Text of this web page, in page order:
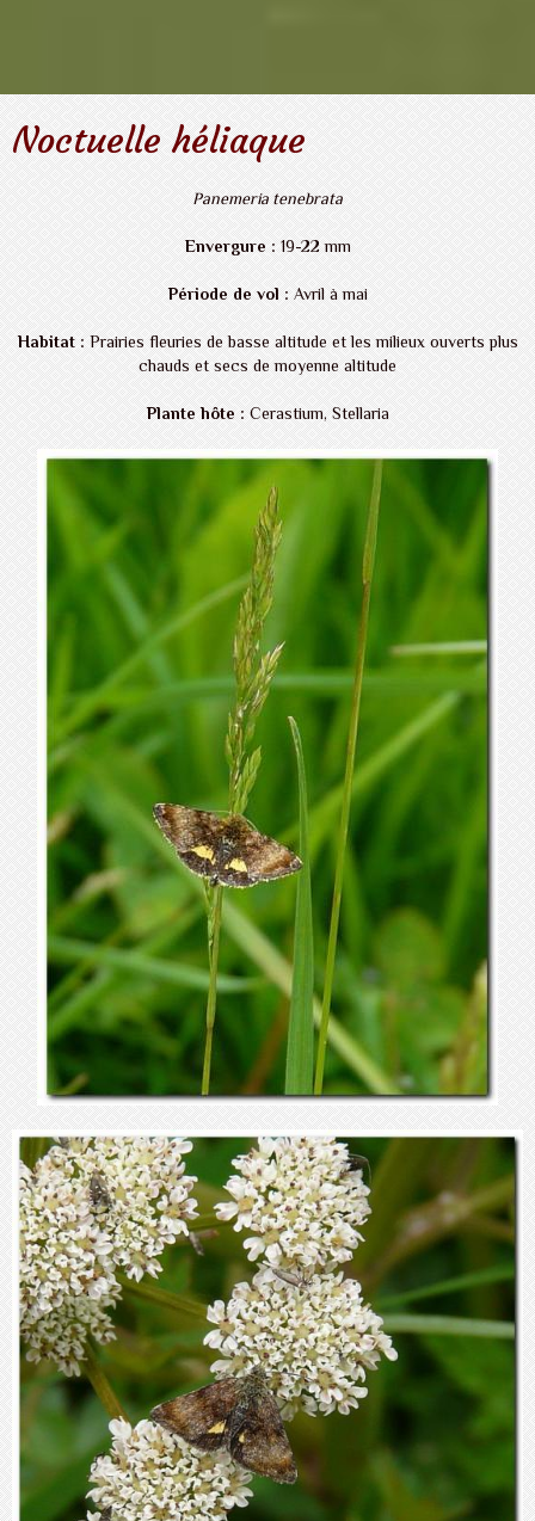
Noctuelle héliaque
Panemeria tenebrata
Envergure : 19-22 mm
Période de vol :Avril à mai
Habitat :Prairies fleuries de basse altitude et les milieux ouverts plus
chauds et secs de moyenne altitude
Plante hôte :Cerastium, Stellaria